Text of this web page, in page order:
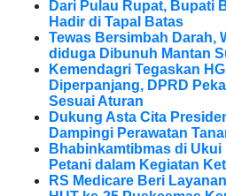
Dari Pulau Rupat, Bupati
Hadir di Tapal Batas
Tewas Bersimbah Darah,
diduga Dibunuh Mantan
Kemendagri Tegaskan
Diperpanjang, DPRD
Sesuai Aturan
Dukung Asta Cita
Dampingi Perawatan
Bhabinkamtibmas di
Petani dalam Kegiatan
RS Medicare Beri